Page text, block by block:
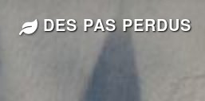
DES PAS PERDUS